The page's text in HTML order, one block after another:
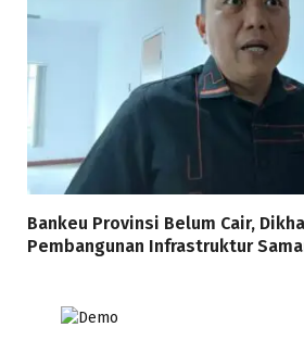
Bankeu Provinsi Belum Cair,
Pembangunan Infrastruktur